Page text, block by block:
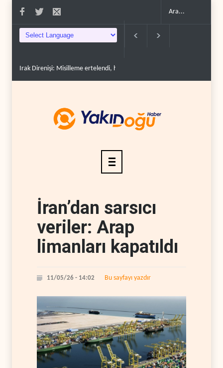
Irak Direnişi: Misilleme ertelendi, hesap kapanmadı..
İran’dan sarsıcı
veriler: Arap
limanları kapatıldı
11/05/26 - 14:02 Bu sayfayı yazdır